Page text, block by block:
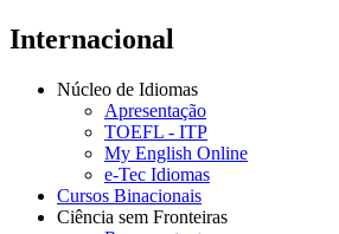
Internacional
Núcleo de Idiomas
Apresentação
TOEFL - ITP
My English Online
e-Tec Idiomas
Cursos Binacionais
Ciência sem Fronteiras